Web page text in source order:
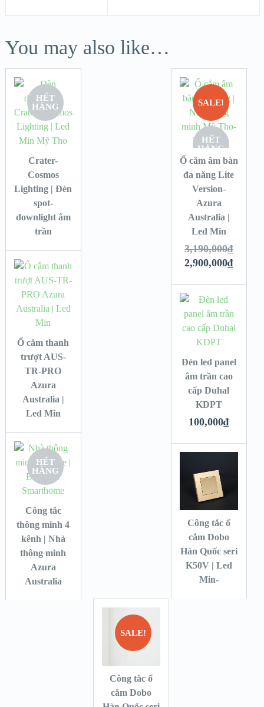
You may also like…
HẾT
HÀNG
Crater-
Cosmos
Lighting | Đèn
spot-
downlight âm
trần
SALE!
HẾT
HÀNG
Ổ cắm âm bàn
đa năng Lite
Version-
Azura
Australia |
Led Min
3,190,000₫
2,900,000₫
Ổ cắm thanh
trượt AUS-
TR-PRO
Azura
Australia |
Led Min
Đèn led panel
âm trần cao
cấp Duhal
KDPT
100,000₫
HẾT
HÀNG
Công tắc
thông minh 4
kênh | Nhà
thông minh
Azura
Australia
Công tắc ổ
cắm Dobo
Hàn Quốc seri
K50V | Led
Min-
SALE!
Công tắc ổ
cắm Dobo